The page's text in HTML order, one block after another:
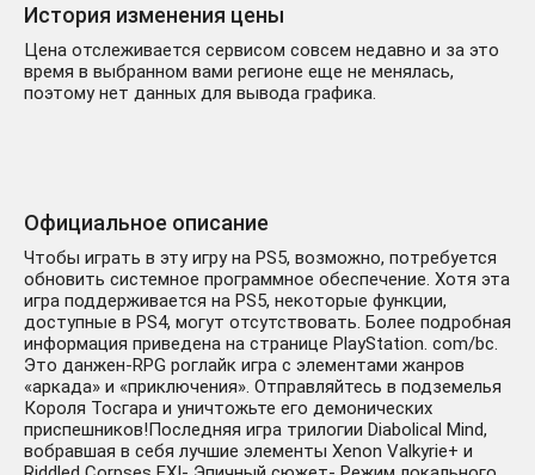
История изменения цены
Цена отслеживается сервисом совсем недавно и за это
время в выбранном вами регионе еще не менялась,
поэтому нет данных для вывода графика.
Официальное описание
Чтобы играть в эту игру на PS5, возможно, потребуется
обновить системное программное обеспечение. Хотя эта
игра поддерживается на PS5, некоторые функции,
доступные в PS4, могут отсутствовать. Более подробная
информация приведена на странице PlayStation. com/bc.
Это данжен-RPG роглайк игра с элементами жанров
«аркада» и «приключения». Отправляйтесь в подземелья
Короля Тосгара и уничтожьте его демонических
приспешников!Последняя игра трилогии Diabolical Mind,
вобравшая в себя лучшие элементы Xenon Valkyrie+ и